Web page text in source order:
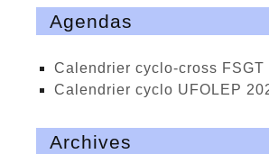
Agendas
calendrier cyclo-cross
calendrier cyclo UFOLEP
Archives